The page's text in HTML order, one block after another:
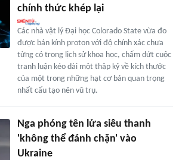
chính thức khép lại
Các nhà vật lý Đại học Colorado State vừa đo
được bán kính proton với độ chính xác chưa
từng có trong lịch sử khoa học, chấm dứt cuộc
tranh luận kéo dài một thập kỷ về kích thước
của một trong những hạt cơ bản quan trọng
nhất cấu tạo nên vũ trụ.
Nga phóng tên lửa siêu thanh
'không thể đánh chặn' vào
Ukraine